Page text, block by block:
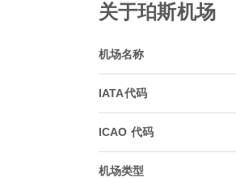
关于珀斯机场
机场名称
IATA代码
ICAO 代码
机场类型